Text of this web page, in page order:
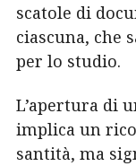
scatole di
ciascuna, che
per lo studio.
L’apertura di
implica un
santità, ma